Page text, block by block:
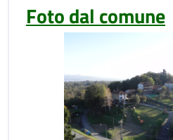
Foto dal comune